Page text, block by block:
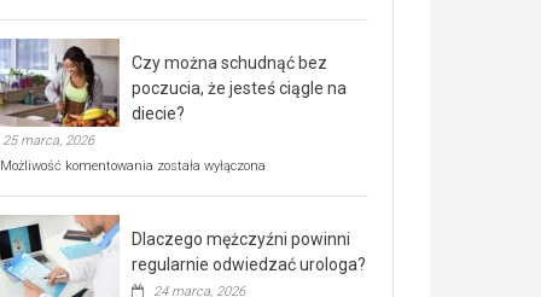
bezpłatna
akcja
profilaktyczna
w
już
kwietnia!
Czy można schudnąć bez
poczucia, że jesteś ciągle na
diecie?
25 marca, 2026
Możliwość komentowania Czy
poczucia,
że
została wyłączona
Dlaczego mężczyźni powinni
regularnie odwiedzać urologa?
24 marca, 2026